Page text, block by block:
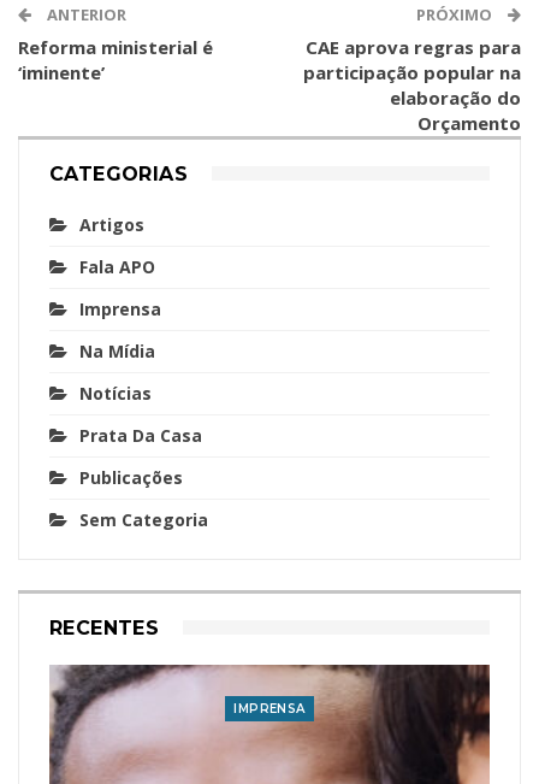
ANTERIOR
Reforma ministerial é
‘iminente’
PRÓXIMO
CAE aprova regras para
participação popular na
elaboração do
Orçamento
CATEGORIAS
Artigos
Fala APO
Imprensa
Na Mídia
Notícias
Prata Da Casa
Publicações
Sem Categoria
RECENTES
IMPRENSA